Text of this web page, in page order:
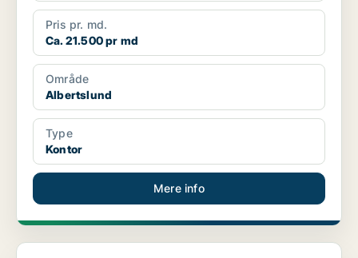
Pris pr. md.
Ca. 21.500 pr md
Område
Albertslund
Type
Kontor
Mere info
Kontor i Albertslund